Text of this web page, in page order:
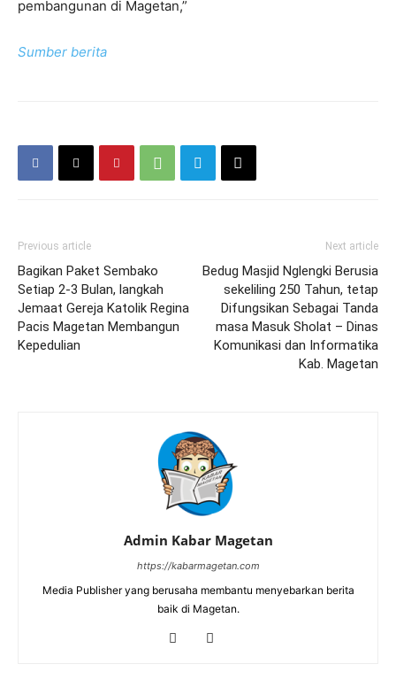
pembangunan di Magetan,”
Sumber berita
Previous article
Bagikan Paket Sembako
Setiap 2-3 Bulan, langkah
Jemaat Gereja Katolik Regina
Pacis Magetan Membangun
Kepedulian
Next article
Bedug Masjid Nglengki Berusia
sekeliling 250 Tahun, tetap
Difungsikan Sebagai Tanda
masa Masuk Sholat – Dinas
Komunikasi dan Informatika
Kab. Magetan
Admin Kabar Magetan
https://kabarmagetan.com
Media Publisher yang berusaha membantu menyebarkan berita
baik di Magetan.